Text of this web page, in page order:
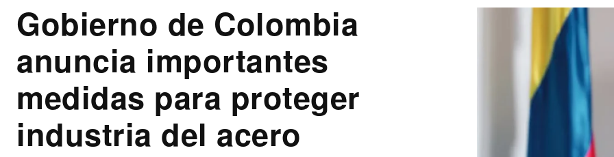
Gobierno de Colombia
anuncia importantes
medidas para proteger
industria del acero